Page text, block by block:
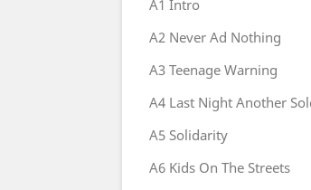
A1 Intro
A2 Never Ad Nothing
A3 Teenage Warning
A4 Last Night Another
A5 Solidarity
A6 Kids On The Streets